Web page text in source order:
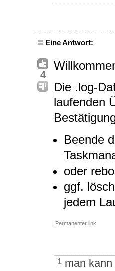
Eine Antwort:
4
Die .log-
laufenden
Beende
oder
ggf.
jedem
Permanenter link
1 man